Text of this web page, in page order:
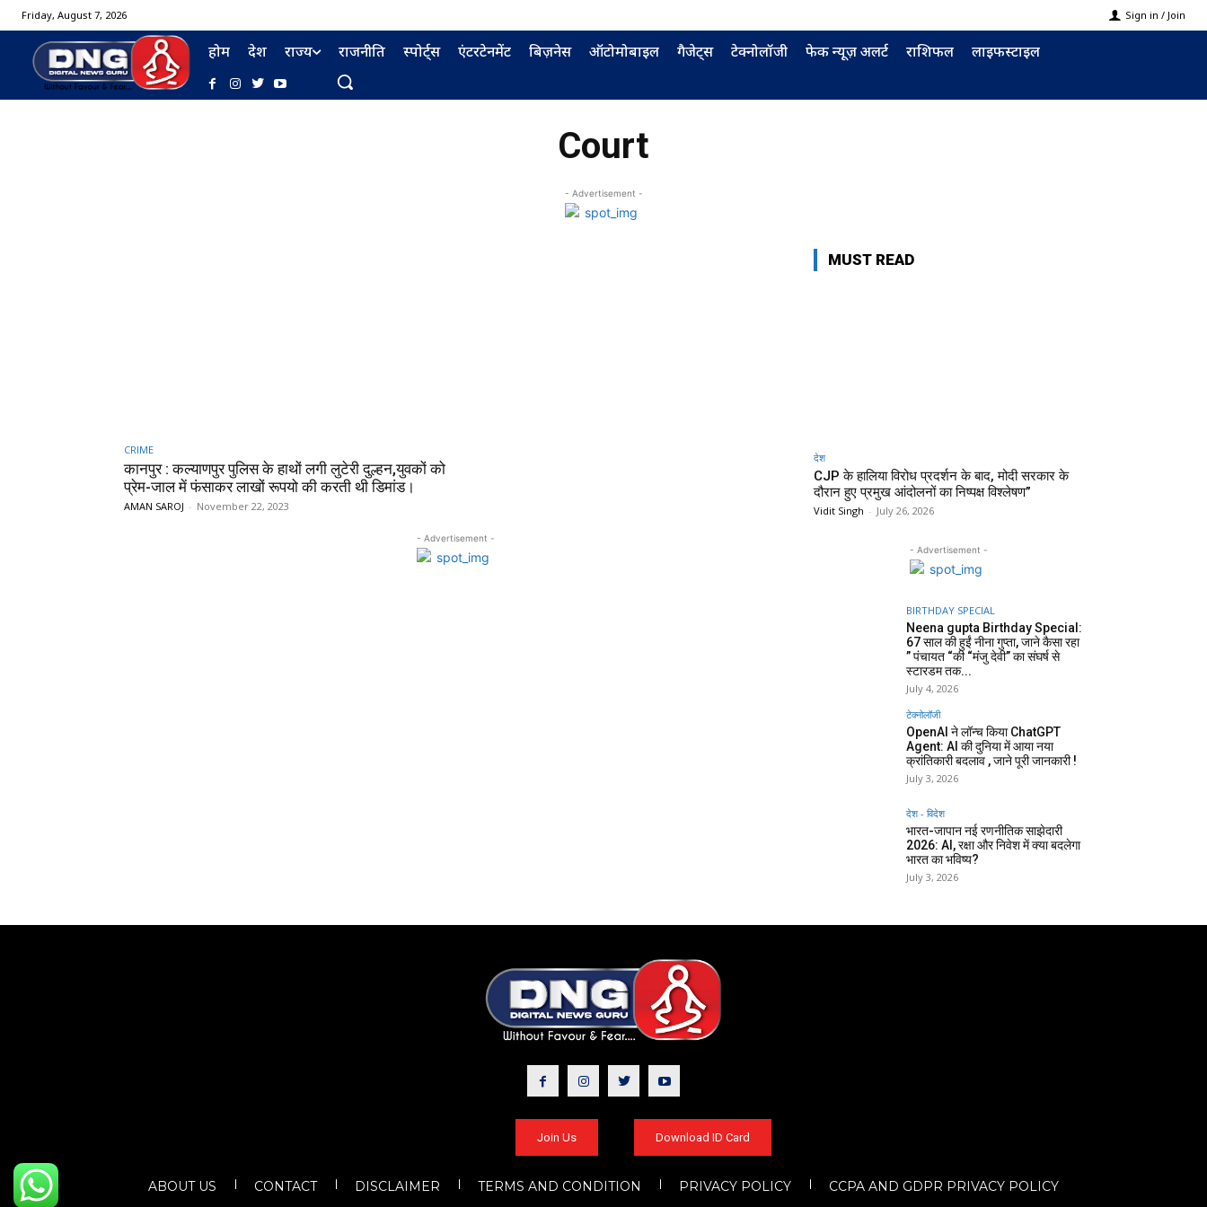
Friday, August 7, 2026 Sign in / Join
होम देश राज्य राजनीति स्पोर्ट्स एंटरटेनमेंट बिज़नेस ऑटोमोबाइल गैजेट्स टेक्नोलॉजी फेक न्यूज़ अलर्ट राशिफल लाइफस्टाइल
Court
- Advertisement -
CRIME
कानपुर : कल्याणपुर पुलिस के हाथों लगी लुटेरी दुल्हन,युवकों को
प्रेम-जाल में फंसाकर लाखों रूपयो की करती थी डिमांड।
AMAN SAROJ - November 22, 2023
- Advertisement -
MUST READ
देश
CJP के हालिया विरोध प्रदर्शन के बाद, मोदी सरकार के
दौरान हुए प्रमुख आंदोलनों का निष्पक्ष विश्लेषण”
Vidit Singh - July 26, 2026
- Advertisement -
BIRTHDAY SPECIAL
Neena gupta Birthday Special:
67 साल की हुईं नीना गुप्ता, जाने कैसा रहा
” पंचायत “की “मंजु देवी” का संघर्ष से
स्टारडम तक...
July 4, 2026
टेक्नोलॉजी
OpenAI ने लॉन्च किया ChatGPT
Agent: AI की दुनिया में आया नया
क्रांतिकारी बदलाव , जाने पूरी जानकारी !
July 3, 2026
देश - विदेश
भारत-जापान नई रणनीतिक साझेदारी
2026: AI, रक्षा और निवेश में क्या बदलेगा
भारत का भविष्य?
July 3, 2026
Join Us Download ID Card
ABOUT US CONTACT DISCLAIMER TERMS AND CONDITION PRIVACY POLICY CCPA AND GDPR PRIVACY POLICY